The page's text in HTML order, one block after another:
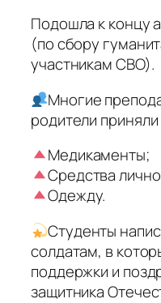
Подошла к концу
(по сбору
участникам СВО).
Многие
родители
Медикаменты;
Средства
Одежду.
Студенты
солдатам, в
поддержки и
защитника